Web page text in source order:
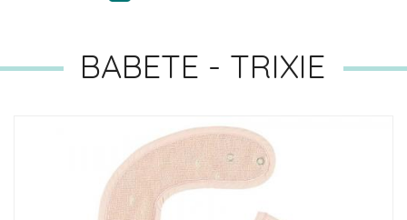
BABETE - TRIXIE